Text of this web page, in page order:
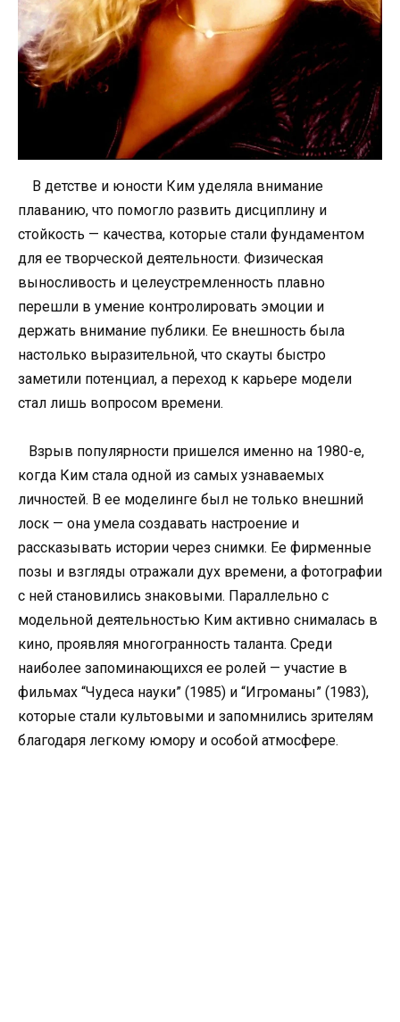
В детстве и юности Ким уделяла внимание
плаванию, что помогло развить дисциплину и
стойкость — качества, которые стали фундаментом
для ее творческой деятельности. Физическая
выносливость и целеустремленность плавно
перешли в умение контролировать эмоции и
держать внимание публики. Ее внешность была
настолько выразительной, что скауты быстро
заметили потенциал, а переход к карьере модели
стал лишь вопросом времени.
Взрыв популярности пришелся именно на 1980-е,
когда Ким стала одной из самых узнаваемых
личностей. В ее моделинге был не только внешний
лоск — она умела создавать настроение и
рассказывать истории через снимки. Ее фирменные
позы и взгляды отражали дух времени, а фотографии
с ней становились знаковыми. Параллельно с
модельной деятельностью Ким активно снималась в
кино, проявляя многогранность таланта. Среди
наиболее запоминающихся ее ролей — участие в
фильмах “Чудеса науки” (1985) и “Игроманы” (1983),
которые стали культовыми и запомнились зрителям
благодаря легкому юмору и особой атмосфере.